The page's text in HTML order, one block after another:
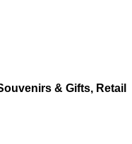
& Gifts, Retail